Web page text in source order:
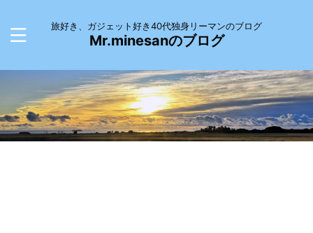
旅好き、ガジェット好き40代独身リーマンのブログ
Mr.minesanのブログ